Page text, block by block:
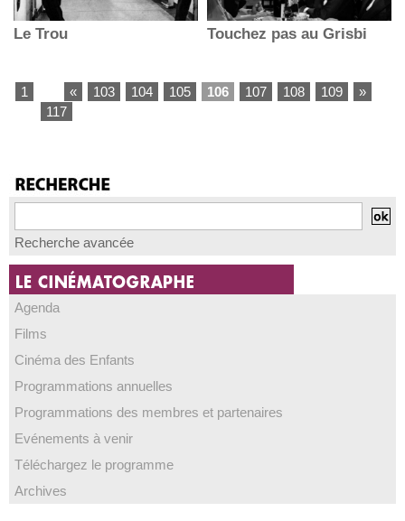
Le Trou Touchez pas au Grisbi
1 « 103 104 105 106 107 108 109
»
117
Recherche avancée
Agenda
Films
Cinéma des Enfants
Programmations annuelles
Programmations des membres et partenaires
Evénements à venir
Téléchargez le programme
Archives